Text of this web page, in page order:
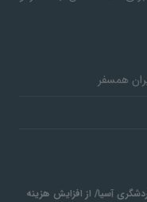
همسفر
آسیا/ از افزایش هزینه